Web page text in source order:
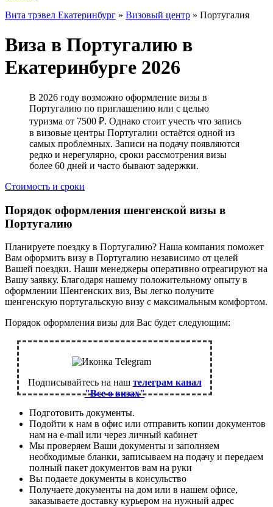
Вита трэвел Екатеринбург » Визовый центр » Португалия
Виза в Португалию в
Екатеринбурге 2026
В 2026 году возможно оформление визы в
Португалию по приглашению или с целью
туризма от 7500 ₽. Однако стоит учесть что запись
в визовые центры Португалии остаётся одной из
самых проблемных. Записи на подачу появляются
редко и нерегулярно, сроки рассмотрения визы
более 60 дней и часто бывают задержки.
Стоимость и сроки
Порядок оформления шенгенской визы в
Португалию
Планируете поездку в Португалию? Наша компания поможет
Вам оформить визу в Португалию независимо от целей
Вашей поездки. Наши менеджеры оперативно отреагируют на
Вашу заявку. Благодаря нашему положительному опыту в
оформлении Шенгенских виз, Вы легко получите
шенгенскую португальскую визу с максимальным комфортом.
Порядок оформления визы для Вас будет следующим:
Подписывайтесь на наш телеграм канал
"Все о визах"
Подготовить документы.
Подойти к нам в офис или отправить копии документов
нам на e-mail или через личный кабинет
Мы проверяем Ваши документы и заполняем
необходимые бланки, записываем на подачу и передаем
полный пакет документов вам на руки
Вы подаете документы в консульство
Получаете документы на дом или в нашем офисе,
заказываете доставку курьером на нужный адрес